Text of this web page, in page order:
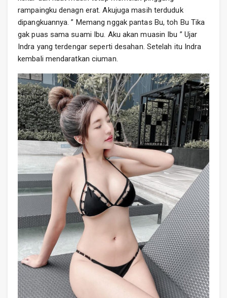
rampaingku denagn erat. Akujuga masih terduduk
dipangkuannya. ” Memang nggak pantas Bu, toh Bu Tika
gak puas sama suami Ibu. Aku akan muasin Ibu ” Ujar
Indra yang terdengar seperti desahan. Setelah itu Indra
kembali mendaratkan ciuman.